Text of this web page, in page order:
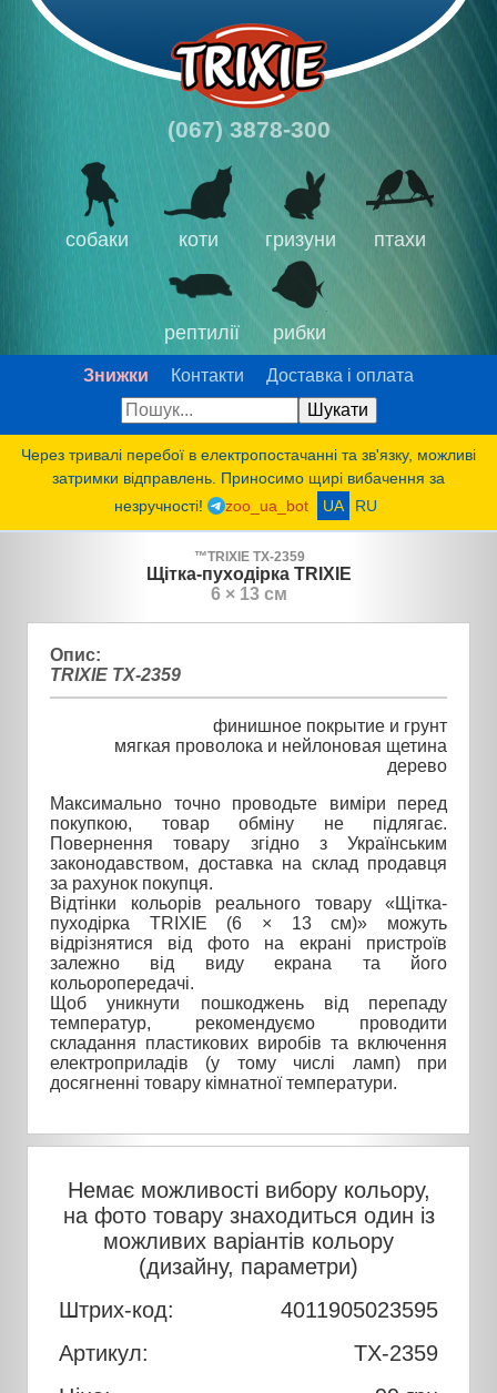
(067) 3878-300
собаки коти гризуни птахи
рептилії рибки
Знижки Контакти Доставка і оплата
Через тривалі перебої в електропостачанні та зв'язку, можливі
затримки відправлень. Приносимо щирі вибачення за
незручності!
zoo_ua_bot UA RU
™TRIXIETX-2359
Щітка-пуходірка TRIXIE
6 × 13 см
Опис:
TRIXIE TX-2359
финишное покрытие и грунт
мягкая проволока и нейлоновая щетина
дерево
Максимально точно проводьте виміри перед
покупкою, товар обміну не підлягає.
Повернення товару згідно з Українським
законодавством, доставка на склад продавця
за рахунок покупця.
Відтінки кольорів реального товару «Щітка-
пуходірка TRIXIE (6 × 13 см)» можуть
відрізнятися від фото на екрані пристроїв
залежно від виду екрана та його
кольоропередачі.
Щоб уникнути пошкоджень від перепаду
температур, рекомендуємо проводити
складання пластикових виробів та включення
електроприладів (у тому числі ламп) при
досягненні товару кімнатної температури.
Немає можливості вибору кольору,
на фото товару знаходиться один із
можливих варіантів кольору
(дизайну, параметри)
Штрих-код:
4011905023595
Артикул:
TX-2359